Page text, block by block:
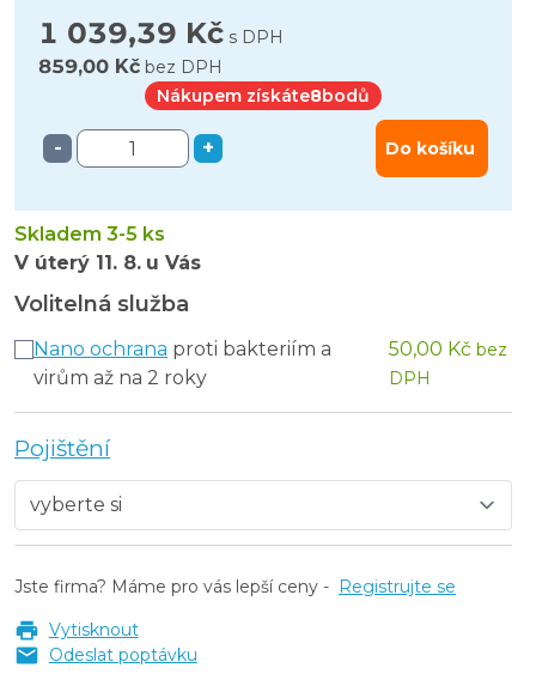
1 039,39 Kč s DPH
859,00 Kč bez DPH
Nákupem získáte8bodů
- + Do košíku
Skladem 3-5 ks
V úterý 11. 8. u Vás
Volitelná služba
Nano ochrana proti bakteriím a
virům až na 2 roky
50,00 Kč bez
DPH
Pojištění
Jste firma? Máme pro vás lepší ceny - Registrujte se
Vytisknout
Odeslat poptávku